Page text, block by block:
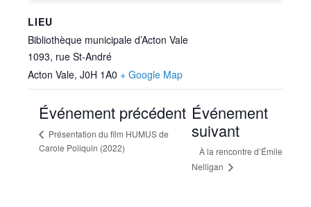
LIEU
Bibliothèque municipale d’Acton Vale
1093, rue St-André
Acton Vale, J0H 1A0 + Google Map
Événement précédent
Présentation du film HUMUS de
Carole Poliquin (2022)
Événement
suivant
À la rencontre d’Émile
Nelligan